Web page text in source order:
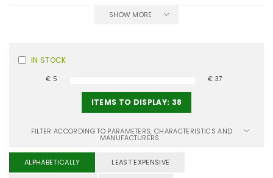
SHOW MORE
IN STOCK
€ 5 € 37
ITEMS TO DISPLAY: 38
FILTER ACCORDING TO PARAMETERS, CHARACTERISTICS AND
MANUFACTURERS
ALPHABETICALLY LEAST EXPENSIVE